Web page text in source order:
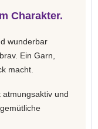
Charakter.
wunderbar
Ein Garn,
macht.
atmungsaktiv und